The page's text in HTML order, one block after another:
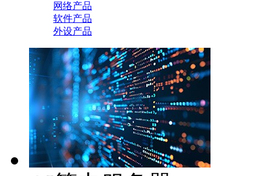
网络产品
软件产品
外设产品